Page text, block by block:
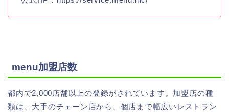
menu加盟店数
都内で2,000店舗以上の登録がされています。加盟店の種
類は、大手のチェーン店から、個店まで幅広いレストラン